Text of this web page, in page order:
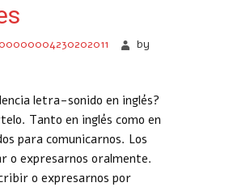
by
letra-sonido en inglés?
Tanto en inglés como en
para comunicarnos. Los
o expresarnos oralmente.
o expresarnos por